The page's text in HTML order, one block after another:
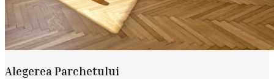
Alegerea Parchetului